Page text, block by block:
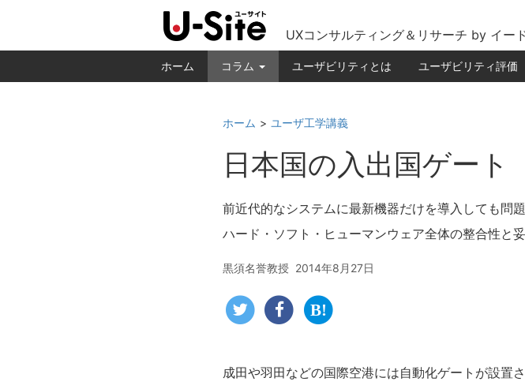
UXコンサルティング＆リサーチ by イー
ホーム コラム ユーザビリティとは ユーザビリティ評価
ホーム ユーザ工学講義
日本国の入出国ゲート
前近代的なシステムに最新機器だけを導入しても問
ハード・ソフト・ヒューマンウェア全体の整合性と
黒須名誉教授 2014年8月27日
成田や羽田などの国際空港には自動化ゲートが設置